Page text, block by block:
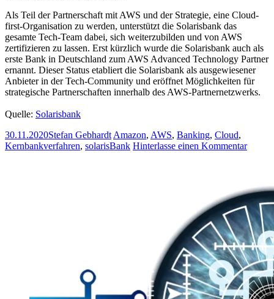
Als Teil der Partnerschaft mit AWS und der Strategie, eine Cloud-
first-Organisation zu werden, unterstützt die Solarisbank das
gesamte Tech-Team dabei, sich weiterzubilden und von AWS
zertifizieren zu lassen. Erst kürzlich wurde die Solarisbank auch als
erste Bank in Deutschland zum AWS Advanced Technology Partner
ernannt. Dieser Status etabliert die Solarisbank als ausgewiesener
Anbieter in der Tech-Community und eröffnet Möglichkeiten für
strategische Partnerschaften innerhalb des AWS-Partnernetzwerks.
Quelle: Solarisbank
30.11.2020Stefan Gebhardt Amazon, AWS, Banking, Cloud,
Kernbankverfahren, solarisBank Hinterlasse einen Kommentar